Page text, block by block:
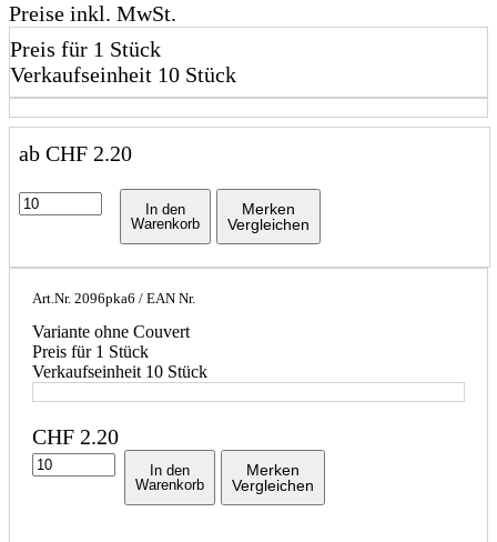
Preise inkl. MwSt.
Preis für 1 Stück
Verkaufseinheit 10 Stück
ab CHF 2.20
In den
Warenkorb
Merken
Vergleichen
Art.Nr. 2096pka6 / EAN Nr.
Variante ohne Couvert
Preis für 1 Stück
Verkaufseinheit 10 Stück
CHF 2.20
In den
Warenkorb
Merken
Vergleichen